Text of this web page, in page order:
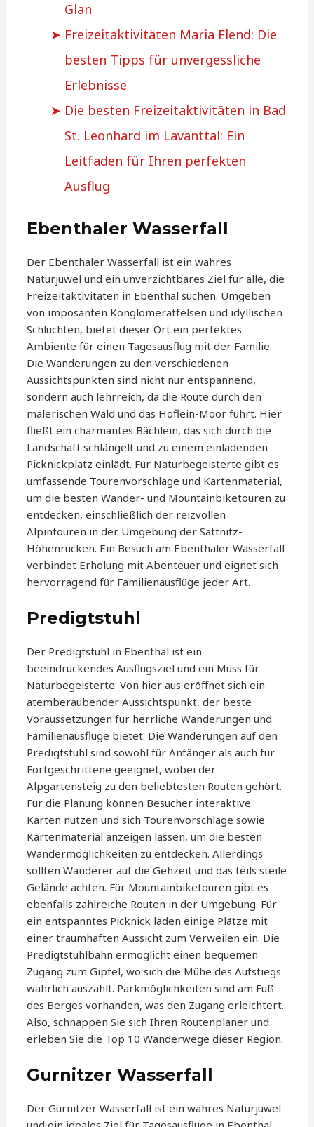
Glan
Freizeitaktivitäten Maria Elend: Die
besten Tipps für unvergessliche
Erlebnisse
Die besten Freizeitaktivitäten in Bad
St. Leonhard im Lavanttal: Ein
Leitfaden für Ihren perfekten
Ausflug
Ebenthaler Wasserfall
Der Ebenthaler Wasserfall ist ein wahres
Naturjuwel und ein unverzichtbares Ziel für alle, die
Freizeitaktivitäten in Ebenthal suchen. Umgeben
von imposanten Konglomeratfelsen und idyllischen
Schluchten, bietet dieser Ort ein perfektes
Ambiente für einen Tagesausflug mit der Familie.
Die Wanderungen zu den verschiedenen
Aussichtspunkten sind nicht nur entspannend,
sondern auch lehrreich, da die Route durch den
malerischen Wald und das Höflein-Moor führt. Hier
fließt ein charmantes Bächlein, das sich durch die
Landschaft schlängelt und zu einem einladenden
Picknickplatz einlädt. Für Naturbegeisterte gibt es
umfassende Tourenvorschläge und Kartenmaterial,
um die besten Wander- und Mountainbiketouren zu
entdecken, einschließlich der reizvollen
Alpintouren in der Umgebung der Sattnitz-
Höhenrücken. Ein Besuch am Ebenthaler Wasserfall
verbindet Erholung mit Abenteuer und eignet sich
hervorragend für Familienausflüge jeder Art.
Predigtstuhl
Der Predigtstuhl in Ebenthal ist ein
beeindruckendes Ausflugsziel und ein Muss für
Naturbegeisterte. Von hier aus eröffnet sich ein
atemberaubender Aussichtspunkt, der beste
Voraussetzungen für herrliche Wanderungen und
Familienausflüge bietet. Die Wanderungen auf den
Predigtstuhl sind sowohl für Anfänger als auch für
Fortgeschrittene geeignet, wobei der
Alpgartensteig zu den beliebtesten Routen gehört.
Für die Planung können Besucher interaktive
Karten nutzen und sich Tourenvorschläge sowie
Kartenmaterial anzeigen lassen, um die besten
Wandermöglichkeiten zu entdecken. Allerdings
sollten Wanderer auf die Gehzeit und das teils steile
Gelände achten. Für Mountainbiketouren gibt es
ebenfalls zahlreiche Routen in der Umgebung. Für
ein entspanntes Picknick laden einige Plätze mit
einer traumhaften Aussicht zum Verweilen ein. Die
Predigtstuhlbahn ermöglicht einen bequemen
Zugang zum Gipfel, wo sich die Mühe des Aufstiegs
wahrlich auszahlt. Parkmöglichkeiten sind am Fuß
des Berges vorhanden, was den Zugang erleichtert.
Also, schnappen Sie sich Ihren Routenplaner und
erleben Sie die Top 10 Wanderwege dieser Region.
Gurnitzer Wasserfall
Der Gurnitzer Wasserfall ist ein wahres Naturjuwel